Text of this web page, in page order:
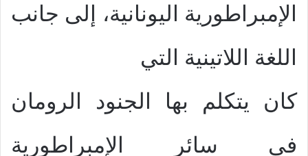
الإمبراطورية اليونانية، إلى جانب
اللغة اللاتينية التي
كان يتكلم بها الجنود الرومان
في سائر الإمبراطورية